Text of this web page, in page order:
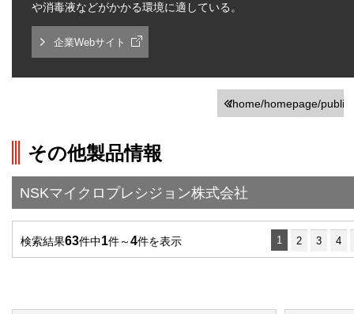
や消毒液などがかかる環境に適している。
企業Webサイト
/home/homepage/
その他製品情報
NSKマイクロプレシジョン株式会社
検索結果63件中1件～4件を表示 1 2 3 4